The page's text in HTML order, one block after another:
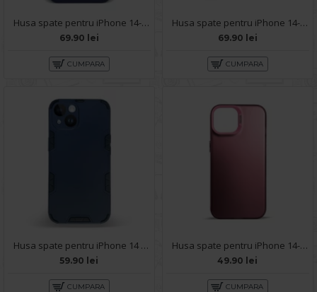
Husa spate pentru iPhone 14- YOTOO Case Albastru
69.90 lei
CUMPARA
Husa spate pentru iPhone 14- Drop case Kickstand Gri
69.90 lei
CUMPARA
Husa spate pentru iPhone 14 - Mantis Case Navy / Negru
59.90 lei
CUMPARA
Husa spate pentru iPhone 14- Glace case Roz
49.90 lei
CUMPARA